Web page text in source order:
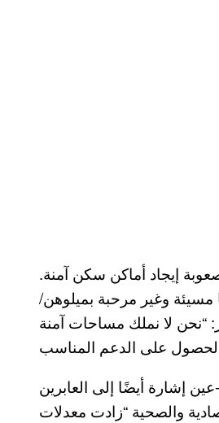
إيجاد أماكن سكن آمنة.
وغير مرحبة بميلوهن/
“نحن لا نملك مساحات آمنة
إشارة أيضًا إلى العابرين
والصحية “زادت معدلات